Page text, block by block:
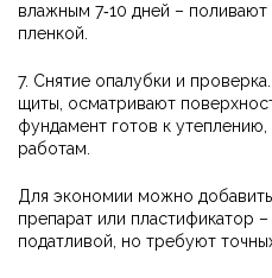
влажным 7‑10 дней –
пленкой.
7. Снятие опалубки и
щиты, осматривают
фундамент готов к
работам.
Для экономии можно
препарат или пластификатор
податливой, но требуют